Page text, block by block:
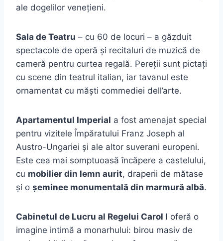
ale dogelilor venețieni.
Sala de Teatru – cu 60 de locuri – a găzduit
spectacole de operă și recitaluri de muzică de
cameră pentru curtea regală. Pereții sunt pictați
cu scene din teatrul italian, iar tavanul este
ornamentat cu măști commediei dell’arte.
Apartamentul Imperial a fost amenajat special
pentru vizitele Împăratului Franz Joseph al
Austro-Ungariei și ale altor suverani europeni.
Este cea mai somptuoasă încăpere a castelului,
cu mobilier din lemn aurit, draperii de mătase
și o șeminee monumentală din marmură albă.
Cabinetul de Lucru al Regelui Carol I oferă o
imagine intimă a monarhului: birou masiv de